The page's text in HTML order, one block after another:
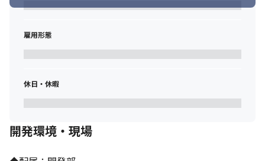
雇用形態
休日・休暇
開発環境・現場